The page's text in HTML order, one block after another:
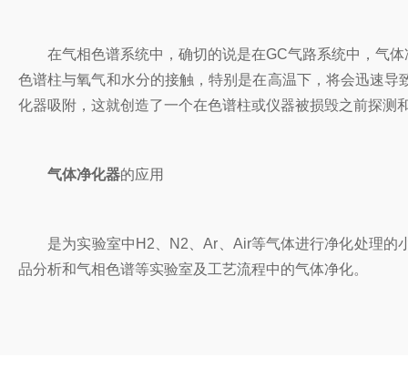
在气相色谱系统中，确切的说是在GC气路系统中，气体
色谱柱与氧气和水分的接触，特别是在高温下，将会迅速
化器吸附，这就创造了一个在色谱柱或仪器被损毁之前探测
气体净化器的应用
是为实验室中H2、N2、Ar、Air等气体进行净化处理的小
品分析和气相色谱等实验室及工艺流程中的气体净化。